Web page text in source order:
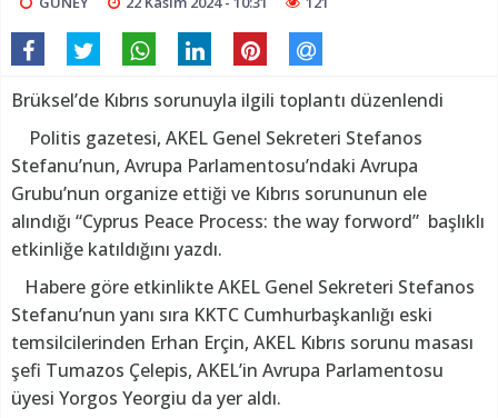
Brüksel’de Kıbrıs sorunuyla ilgili toplantı düzenlendi
Politis gazetesi, AKEL Genel Sekreteri Stefanos
Stefanu’nun, Avrupa Parlamentosu’ndaki Avrupa
Grubu’nun organize ettiği ve Kıbrıs sorununun ele
alındığı “Cyprus Peace Process: the way forword” başlıklı
etkinliğe katıldığını yazdı.
Habere göre etkinlikte AKEL Genel Sekreteri Stefanos
Stefanu’nun yanı sıra KKTC Cumhurbaşkanlığı eski
temsilcilerinden Erhan Erçin, AKEL Kıbrıs sorunu masası
şefi Tumazos Çelepis, AKEL’in Avrupa Parlamentosu
üyesi Yorgos Yeorgiu da yer aldı.